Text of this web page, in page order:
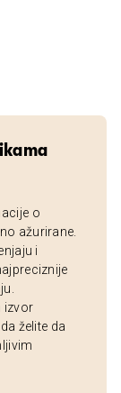
o
ažurirane.
i
izvor
želite da